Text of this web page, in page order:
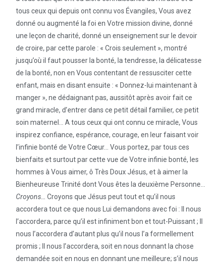
tous ceux qui depuis ont connu vos Évangiles, Vous avez
donné ou augmenté la foi en Votre mission divine, donné
une leçon de charité, donné un enseignement sur le devoir
de croire, par cette parole : « Crois seulement », montré
jusqu’où il faut pousser la bonté, la tendresse, la délicatesse
de la bonté, non en Vous contentant de ressusciter cette
enfant, mais en disant ensuite : « Donnez-lui maintenant à
manger », ne dédaignant pas, aussitôt après avoir fait ce
grand miracle, d’entrer dans ce petit détail familier, ce petit
soin maternel… A tous ceux qui ont connu ce miracle, Vous
inspirez confiance, espérance, courage, en leur faisant voir
l’infinie bonté de Votre Cœur… Vous portez, par tous ces
bienfaits et surtout par cette vue de Votre infinie bonté, les
hommes à Vous aimer, ô Très Doux Jésus, et à aimer la
Bienheureuse Trinité dont Vous êtes la deuxième Personne…
Croyons…
Croyons que Jésus peut tout et qu’il nous
accordera tout ce que nous Lui demandons avec foi : Il nous
l’accordera, parce qu’il est infiniment bon et tout-Puissant ; Il
nous l’accordera d’autant plus qu’il nous l’a formellement
promis ; Il nous l’accordera, soit en nous donnant la chose
demandée soit en nous en donnant une meilleure; s’il nous